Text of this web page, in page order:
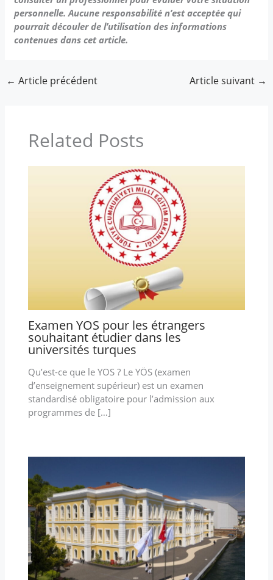
personnelle. Aucune responsabilité n’est acceptée qui
pourrait découler de l’utilisation des informations
contenues dans cet article.
← Article précédent Article suivant →
Related Posts
Examen YOS pour les étrangers
souhaitant étudier dans les
universités turques
Qu’est-ce que le YOS ? Le YÖS (examen
d’enseignement supérieur) est un examen
standardisé obligatoire pour l’admission aux
programmes de […]